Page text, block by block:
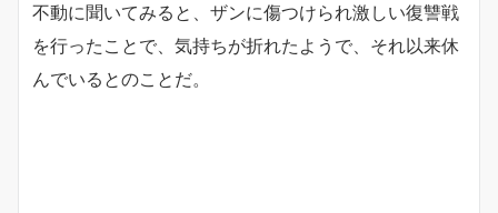
不動に聞いてみると、ザンに傷つけられ激しい復讐戦
を行ったことで、気持ちが折れたようで、それ以来休
んでいるとのことだ。